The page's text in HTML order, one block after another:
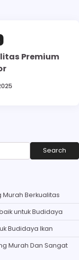
Premium
Search
Murah Berkualitas
untuk Budidaya
Budidaya Ikan
Murah Dan Sangat